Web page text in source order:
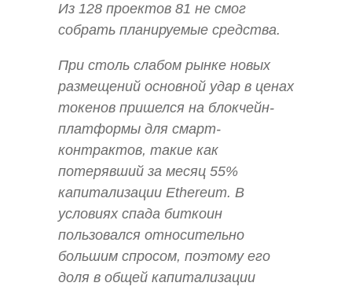
Из 128 проектов 81 не смог
собрать планируемые средства.
При столь слабом рынке новых
размещений основной удар в ценах
токенов пришелся на блокчейн-
платформы для смарт-
контрактов, такие как
потерявший за месяц 55%
капитализации Ethereum. В
условиях спада биткоин
пользовался относительно
большим спросом, поэтому его
доля в общей капитализации